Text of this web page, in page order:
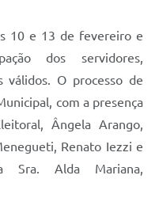
10 e 13 de fevereiro e
dos servidores,
O processo de
com a presença
Ângela Arango,
Renato Iezzi e
Sra. Alda Mariana,